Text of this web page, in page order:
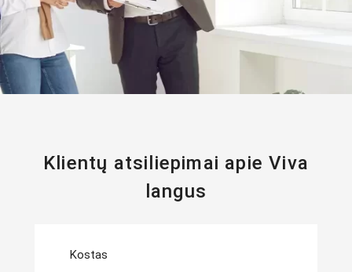
Klientų atsiliepimai apie Viva
langus
Kostas